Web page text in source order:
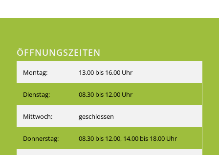
ÖFFNUNGSZEITEN
Montag: 13.00 bis 16.00 Uhr
Dienstag: 08.30 bis 12.00 Uhr
Mittwoch: geschlossen
Donnerstag: 08.30 bis 12.00, 14.00 bis 18.00 Uhr